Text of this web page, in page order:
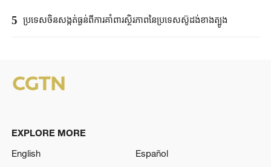
5 ប្រទេសចិនសង្កត់ធ្ងន់ពីការគាំពារស្ថិរភាពនៃប្រទេសស៊ូដង់ខាងត្បូង
EXPLORE MORE
English
Español